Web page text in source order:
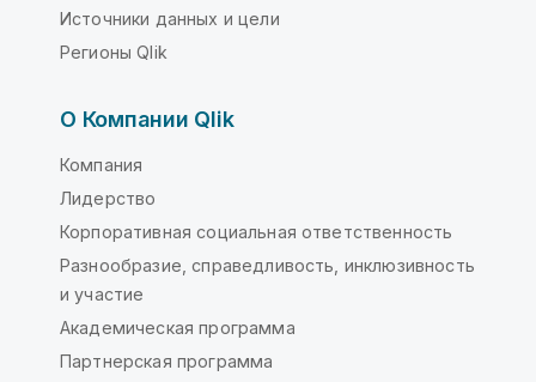
Источники данных и цели
Регионы Qlik
О Компании Qlik
Компания
Лидерство
Корпоративная социальная ответственность
Разнообразие, справедливость, инклюзивность
и участие
Академическая программа
Партнерская программа